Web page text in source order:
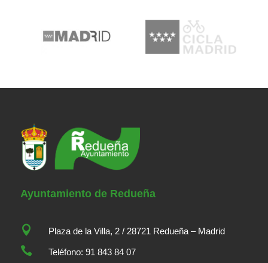
Ayuntamiento de Redueña
 Plaza de la Villa, 2 / 28721 Redueña – Madrid
 Teléfono: 91 843 84 07